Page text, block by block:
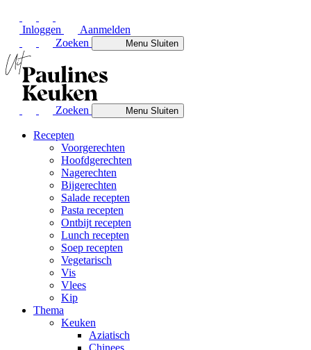
Inloggen
Aanmelden
Zoeken
MenuSluiten
Zoeken MenuSluiten
Recepten
Voorgerechten
Hoofdgerechten
Nagerechten
Bijgerechten
Salade recepten
Pasta recepten
Ontbijt recepten
Lunch recepten
Soep recepten
Vegetarisch
Vis
Vlees
Kip
Thema
Keuken
Aziatisch
Chinees